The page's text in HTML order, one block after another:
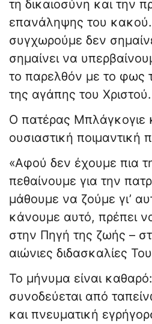
τη δικαιοσύνη και την
επανάληψης του
συγχωρούμε δεν
σημαίνει να
το παρελθόν με το φως
της αγάπης του Χριστού.
Ο πατέρας Μπλάγκογιε
ουσιαστική ποιμαντική
«Αφού δεν έχουμε πια
πεθαίνουμε για την
μάθουμε να ζούμε γι’
κάνουμε αυτό, πρέπει
στην Πηγή της ζωής –
αιώνιες διδασκαλίες
Το μήνυμα είναι
συνοδεύεται από
και πνευματική